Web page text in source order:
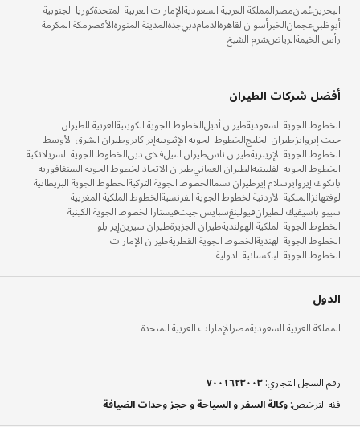
البحرينعُمانمصرالمملكة العربية السعوديةالإمارات العربية المتحدةكوريا الجنوبية
أبوظبيعجمانالخبرأسوانالقاهرةالدمامدبيجدةالمدينة المنورةالأقصرمكة المكرمة
رأس الخيمةالرياضشرم الشيخ
أفضل شركات الطيران
الخطوط الجوية السعوديةطيران أديلالخطوط الجوية الكويتيةالعربية للطيران
جيت إيروايزطيران الخليجالخطوط الجوية الإثيوبيةإير كايروطيران الشرق الأوسط
الخطوط الجوية الإريتريةطيران ناسطيران النيلفلاي دبيالخطوط الجوية السريلانكية
الخطوط الجوية الفلبينيةالطيران العمانيطيران الاتحادالخطوط الجوية السنغافورية
بانكوك إيروايزسلام إيرطيران نسماالخطوط الجوية التركيةالخطوط الجوية البريطانية
لوفتهانزاالملكية الأردنيةالخطوط الجوية الفرنسيةالخطوط الملكية المغربية
سيبو باسيفيك للطيرانفيولينغسبايس جيتفيستاراالخطوط الجوية الكينية
الخطوط الجوية الملكية الهولنديةطيران الجزيرةطيران سيرينإير بلو
الخطوط الجوية الهنديةالخطوط الجوية القطريةطيران الإمارات
الخطوط الجوية الباكستانية الدولية
الدول
المملكة العربية السعوديةمصرالإمارات العربية المتحدة
رقم السجل التجاري:٧٠٠١٦٢٣٠٠٣
فئة الترخيص:وكالة السفر و السياحة و حجز وحدات الضيافة